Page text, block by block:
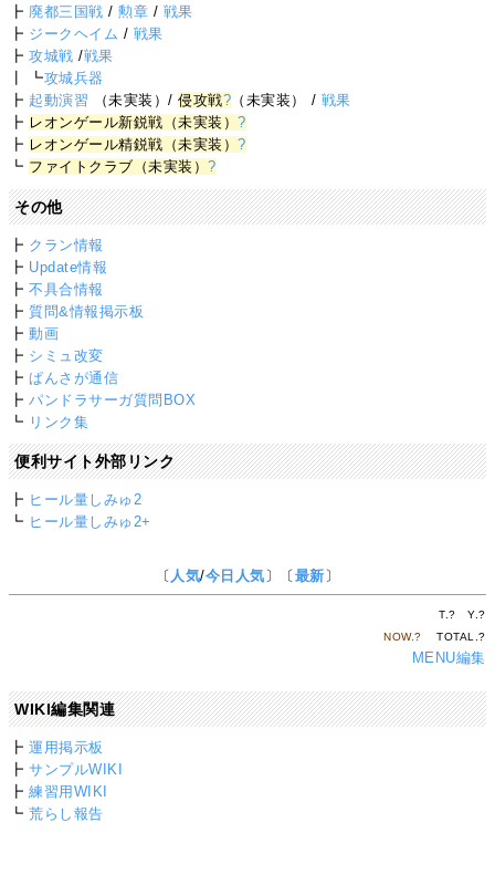
┣ 廃都三国戦 /勲章 / 戦果
┣ ジークヘイム / 戦果
┣攻城戦 /戦果
┃ ┗攻城兵器
┣ 起動演習 （未実装）/侵攻戦? （未実装） / 戦果
┣ レオンゲール新鋭戦（未実装）?
┣ レオンゲール精鋭戦（未実装）?
┗ ファイトクラブ（未実装）?
その他
┣ クラン情報
┣ Update情報
┣不具合情報
┣質問&情報掲示板
┣動画
┣ シミュ改変
┣ぱんさが通信
┣パンドラサーガ質問BOX
┗ リンク集
便利サイト外部リンク
┣ ヒール量しみゅ2
┗ ヒール量しみゅ2+
〔 人気/今日人気 〕〔 最新 〕
T.? Y.?
NOW.? TOTAL.?
MENU編集
WIKI編集関連
┣運用掲示板
┣サンプルWIKI
┣練習用WIKI
┗荒らし報告